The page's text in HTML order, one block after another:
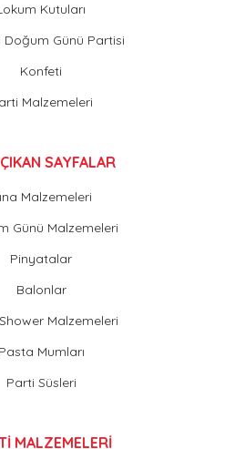
Kutuları
Doğum Günü Partisi
Konfeti
Malzemeleri
SAYFALAR
Malzemeleri
Günü Malzemeleri
Pinyatalar
Balonlar
Malzemeleri
Pasta Mumları
Parti Süsleri
MALZEMELERİ